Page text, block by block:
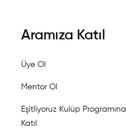
Aramıza Katıl
Üye Ol
Mentor Ol
Eşitliyoruz Kulüp Programına
Katıl